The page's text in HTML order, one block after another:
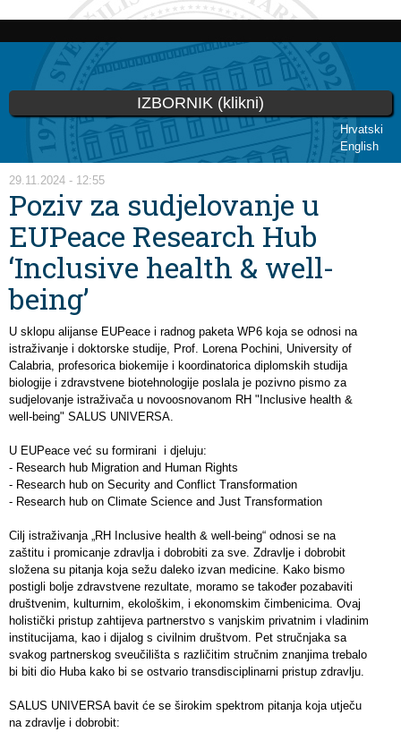
Skoči
glavni
sadržaj
Hrvatski
English
IZBORNIK (klikni)
Vi ste ovdje
29.11.2024 - 12:55
Poziv za sudjelovanje u
EUPeace Research Hub
‘Inclusive health & well-
being’
U sklopu alijanse EUPeace i radnog paketa WP6 koja se odnosi na
istraživanje i doktorske studije, Prof. Lorena Pochini, University of
Calabria, profesorica biokemije i koordinatorica diplomskih studija
biologije i zdravstvene biotehnologije poslala je pozivno pismo za
sudjelovanje istraživača u novoosnovanom RH "Inclusive health &
well-being" SALUS UNIVERSA.
U EUPeace već su formirani i djeluju:
- Research hub Migration and Human Rights
- Research hub on Security and Conflict Transformation
- Research hub on Climate Science and Just Transformation
Cilj istraživanja „RH Inclusive health & well-being“ odnosi se na
zaštitu i promicanje zdravlja i dobrobiti za sve. Zdravlje i dobrobit
složena su pitanja koja sežu daleko izvan medicine. Kako bismo
postigli bolje zdravstvene rezultate, moramo se također pozabaviti
društvenim, kulturnim, ekološkim, i ekonomskim čimbenicima. Ovaj
holistički pristup zahtijeva partnerstvo s vanjskim privatnim i vladinim
institucijama, kao i dijalog s civilnim društvom. Pet stručnjaka sa
svakog partnerskog sveučilišta s različitim stručnim znanjima trebalo
bi biti dio Huba kako bi se ostvario transdisciplinarni pristup zdravlju.
SALUS UNIVERSA bavit će se širokim spektrom pitanja koja utječu
na zdravlje i dobrobit: